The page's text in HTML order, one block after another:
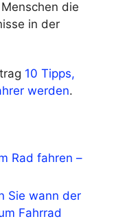
die
in der
10 Tipps,
werden.
Rad fahren –
Sie wann der
Fahrrad